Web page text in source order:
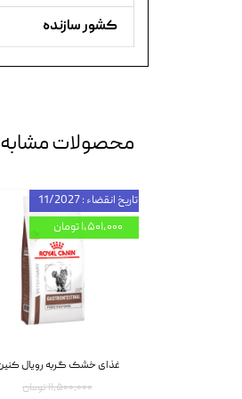
کشور سازنده
محصولات مشابه
۱۱,۵۰۰,۰۰۰ تومان
تاریخ انقضاء : 11/2027
۱,۵۰۱,۰۰۰ تومان